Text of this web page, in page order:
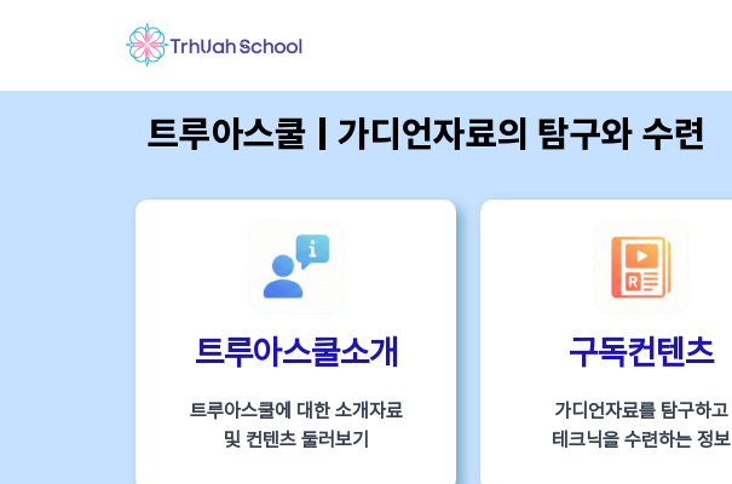
트루아스쿨 | 가디언자료의 탐구와 수련
트루아스쿨소개
트루아스쿨에 대한 소개자료
및 컨텐츠 둘러보기
구독컨텐츠
가디언자료를 탐구하고
테크닉을 수련하는 정보